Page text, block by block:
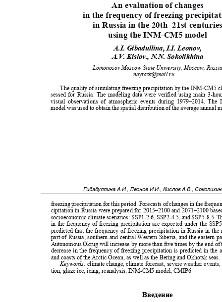
An evaluation of changes
in the frequency of freezing
in Russia in the 20th–21st
using the INM-CM5 model
A.I. Gibadullina, I.I. Leonov,
A.V. Kislov., N.N. Sokolikhina
Lomonosov Moscow State University, Moscow,
naytask@mail.ru
The quality of simulating freezing precipitation by the INM-CM5
sessed for Russia. The modeling data were verified using main 3-
visual observations of atmospheric events during 1979–2014.
model was used to obtain the spatial distribution of the average annual
Гибадуллина А.И., Леонов И.И., Кислов А.В.,
freezing precipitation for this period. Forecasts of changes in the
cipitation in Russia were prepared for 2015–2100 and 2071–2100
socioeconomic climate scenarios: SSP1-2.6, SSP2-4.5, and SSP5-8.5.
in the frequency of freezing precipitation are expected under the
predicted that the frequency of freezing precipitation in Russia in
part of Russia, southern and central Western Siberia, and the eastern
Autonomous Okrug will increase by more than five times by the end
decrease in the frequency of freezing precipitation is predicted in the
and coasts of the Arctic Ocean, as well as the Bering and Okhotsk
Keywords:climate change, climate forecast, severe weather
tion, glaze ice, icing, reanalysis, INM-CM5 model, CMIP6
Введение